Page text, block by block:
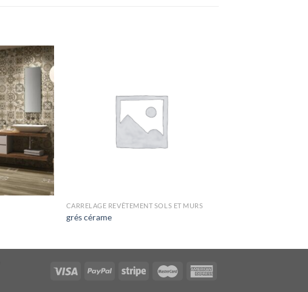
CARRELAGE REVÊTEMENT SOLS ET MURS
grés cérame